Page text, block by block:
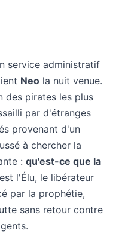
service administratif
Neo la nuit venue.
des pirates les plus
par d'étranges
provenant d'un
à chercher la
: qu'est-ce que la
l'Élu, le libérateur
par la prophétie,
sans retour contre